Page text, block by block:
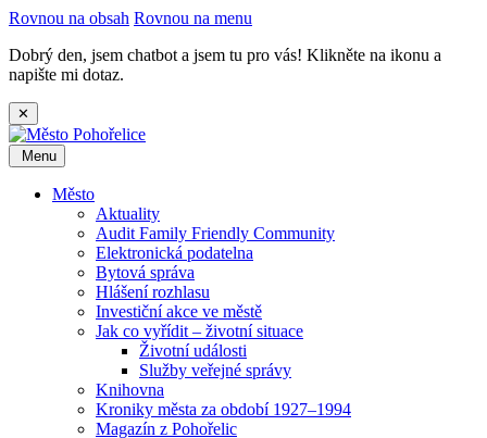
Rovnou na obsah Rovnou na menu
Dobrý den, jsem chatbot a jsem tu pro vás! Klikněte na ikonu a
napište mi dotaz.
✕
Menu
Město
Aktuality
Audit Family Friendly Community
Elektronická podatelna
Bytová správa
Hlášení rozhlasu
Investiční akce ve městě
Jak co vyřídit – životní situace
Životní události
Služby veřejné správy
Knihovna
Kroniky města za období 1927–1994
Magazín z Pohořelic